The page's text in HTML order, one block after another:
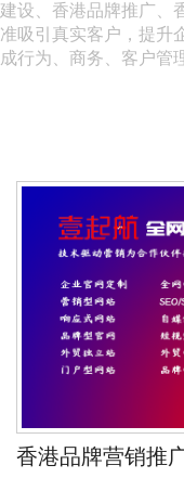
建设、香港品牌推广、
准吸引真实客户，提升
成行为、商务、客户管
香港品牌营销推